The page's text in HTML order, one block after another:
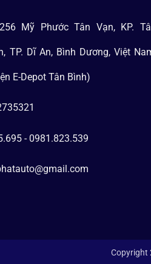
Mỹ Phước Tân Vạn, KP.
TP. Dĩ An, Bình Dương, Việt
E-Depot Tân Bình)
- 0981.823.539
Copyright